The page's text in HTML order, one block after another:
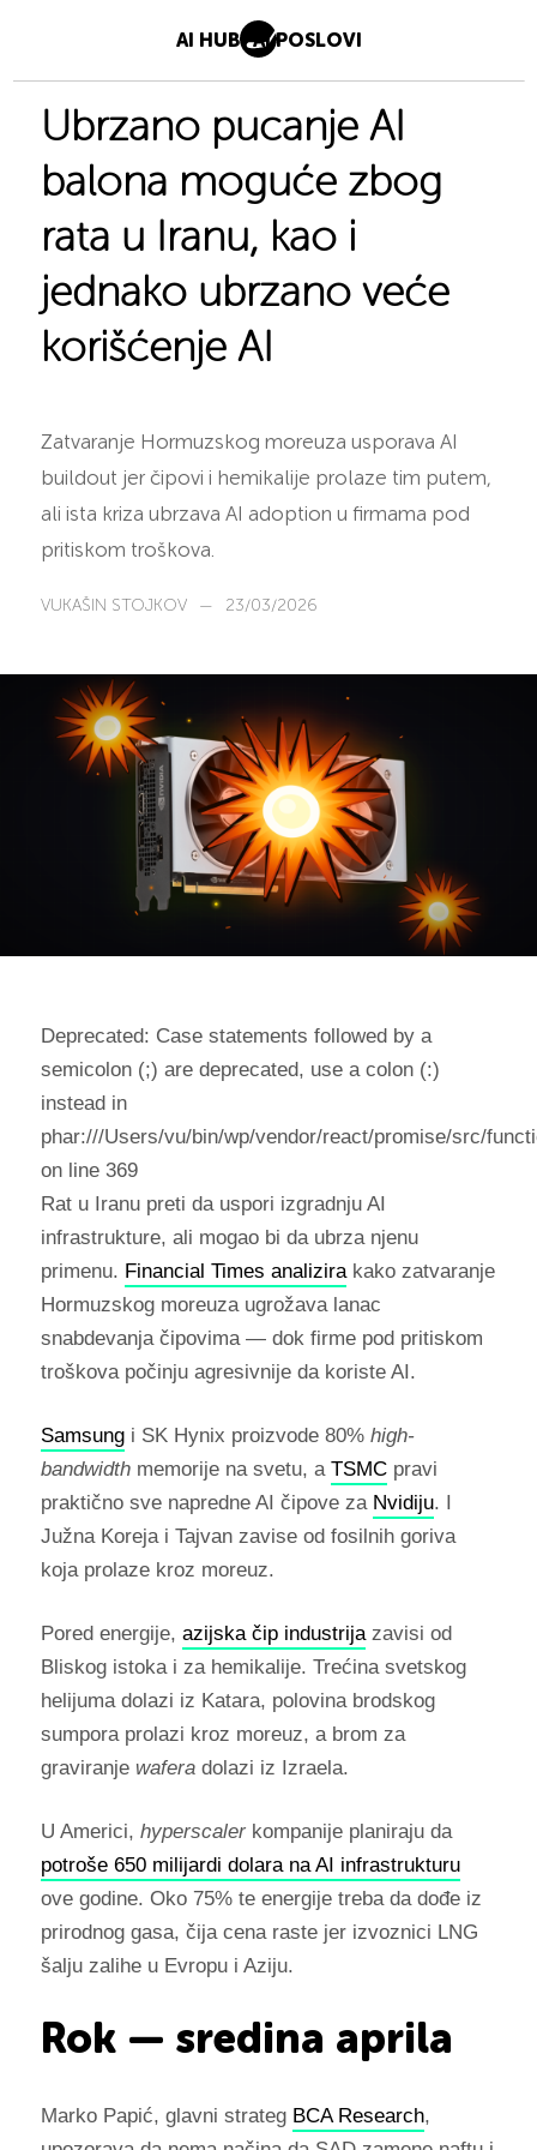
AI HUB AI POSLOVI
Ubrzano pucanje AI
balona moguće zbog
rata u Iranu, kao i
jednako ubrzano veće
korišćenje AI
Zatvaranje Hormuzskog moreuza usporava AI
buildout jer čipovi i hemikalije prolaze tim putem,
ali ista kriza ubrzava AI adoption u firmama pod
pritiskom troškova.
VUKAŠIN STOJKOV — 23/03/2026
Deprecated: Case statements followed by a
semicolon (;) are deprecated, use a colon (:)
instead in
phar:///Users/vu/bin/wp/vendor/react/promise/src/
on line 369
Rat u Iranu preti da uspori izgradnju AI
infrastrukture, ali mogao bi da ubrza njenu
primenu. Financial Times analizirakako zatvaranje
Hormuzskog moreuza ugrožava lanac
snabdevanja čipovima — dok firme pod pritiskom
troškova počinju agresivnije da koriste AI.
Samsungi SK Hynix proizvode 80% high-
bandwidthmemorije na svetu, a TSMCpravi
praktično sve napredne AI čipove za Nvidiju. I
Južna Koreja i Tajvan zavise od fosilnih goriva
koja prolaze kroz moreuz.
Pored energije, azijska čip industrijazavisi od
Bliskog istoka i za hemikalije. Trećina svetskog
helijuma dolazi iz Katara, polovina brodskog
sumpora prolazi kroz moreuz, a brom za
graviranje waferadolazi iz Izraela.
U Americi, hyperscalerkompanije planiraju da
potroše 650 milijardi dolara na AI infrastrukturu
ove godine. Oko 75% te energije treba da dođe iz
prirodnog gasa, čija cena raste jer izvoznici LNG
šalju zalihe u Evropu i Aziju.
Rok — sredina aprila
Marko Papić, glavni strateg BCA Research,